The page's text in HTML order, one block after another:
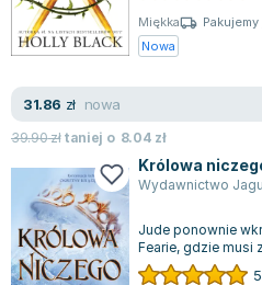
Małgorzata Ohme
Maddie Ziegler
Joanna Racewicz
Maria Seweryn
Janina Zającówna
Eric Helms
Anna Prus (oprac.)
Nela Mała Reporterka
Agnieszka Maciąg
Miękka
Nowa
31.86 zł nowa
39.90złtaniej o 8.04 zł
Królowa
Wydawnictwo
Jude ponownie
Fearie, gdzie musi
że jej uczucia